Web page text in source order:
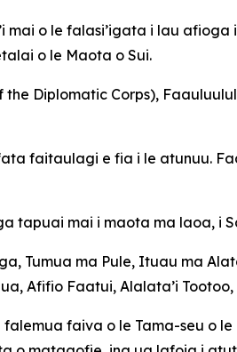
o le falasi’igata i lau
o le Maota o Sui.
Diplomatic Corps),
faitaulagi e fia i le atunuu.
tapuai mai i maota ma laoa, i
Tumua ma Pule, Ituau ma
Afifio Faatui, Alalata’i
faiva o le Tama-seu o